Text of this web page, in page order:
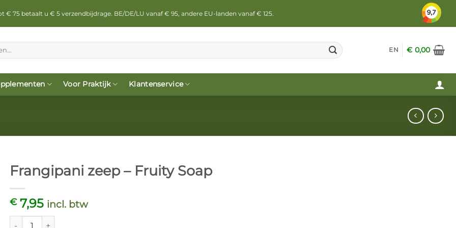
75 betaalt u € 5 verzendbijdrage. BE/DE/LU vanaf € 95, andere EU-landen vanaf € 125.
EN €0,00
Voor Praktijk Klantenservice
Frangipani zeep – Fruity Soap
€7,95 incl. btw
Frangipani zeep - Fruity Soap aantal